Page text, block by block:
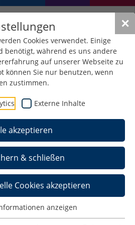
✕
Cookies verwendet. Einige
benötigt, während es uns andere
auf unserer Webseite zu
können Sie nur benutzen, wenn
zustimmen.
Externe Inhalte
akzeptieren
& schließen
Cookies akzeptieren
anzeigen
Laserabtragungsprozesse
sowie psund f-
verunreinigten Oberflächen
(z.B. aus Keramik, Kunststoff,
(z.B. Öle,
Zunder, Lacke, etc.)
an den Oberflächen